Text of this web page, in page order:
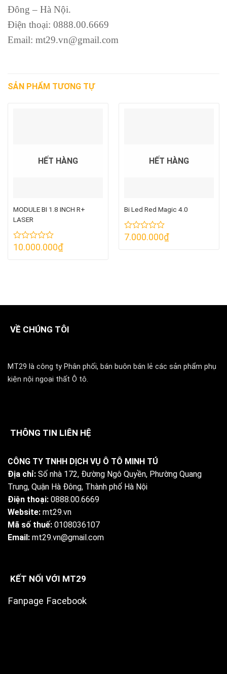
Đông – Hà Nội.
Điện thoại: 0888.00.6669
Email: mt29.vn@gmail.com
SẢN PHẨM TƯƠNG TỰ
HẾT HÀNG
MODULE BI 1.8 INCH R+
LASER
Được
10.000.000₫
HẾT HÀNG
Bi Led Red Magic 4.0
Được
7.000.000₫
VỀ CHÚNG TÔI
MT29 là công ty Phân phối, bán buôn bán lẻ các sản phẩm phụ
kiện nội ngoại thất Ô tô.
THÔNG TIN LIÊN HỆ
CÔNG TY TNHH DỊCH VỤ Ô TÔ MINH TÚ
Địa chỉ: Số nhà 172, Đường Ngô Quyền, Phường Quang
Trung, Quận Hà Đông, Thành phố Hà Nội
Điện thoại: 0888.00.6669
Website: mt29.vn
Mã số thuế: 0108036107
Email: mt29.vn@gmail.com
KẾT NỐI VỚI MT29
Fanpage Facebook